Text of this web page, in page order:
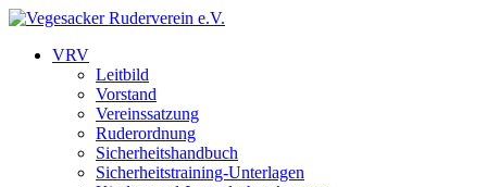
VRV
Leitbild
Vorstand
Vereinssatzung
Ruderordnung
Sicherheitshandbuch
Sicherheitstraining-Unterlagen